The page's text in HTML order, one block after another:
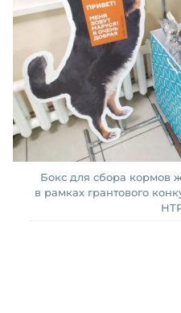
Бокс для сбора кормов
в рамках грантового